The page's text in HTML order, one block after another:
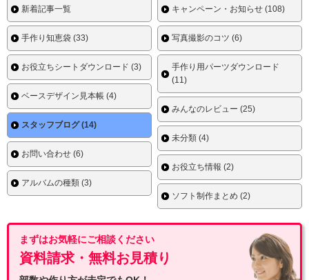
新着記事一覧 キャンペーン・お知らせ (108)
手作り知恵袋 (33) 写真撮影のコツ (6)
お役立ちシートダウンロード (3)
手作り用パーツダウンロード
(11)
ベースデザイン見本帳 (4)
みんなのレビュー (25)
スタッフブログ (14)
未分類 (4)
お問い合わせ (6)
お役立ち情報 (2)
アルバムの種類 (3)
ソフト制作まとめ (2)
まずはお気軽にご相談ください
資料請求・無料お見積り